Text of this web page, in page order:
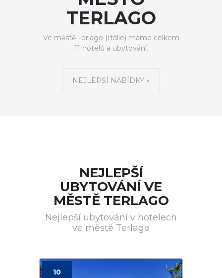
TERLAGO
Ve městě Terlago (Itálie) máme celkem
11 hotelů a ubytování.
NEJLEPŠÍ NABÍDKY »
NEJLEPŠÍ
UBYTOVÁNÍ VE
MĚSTĚ TERLAGO
Nejlepší ubytování v hotelech
ve městě Terlago
10